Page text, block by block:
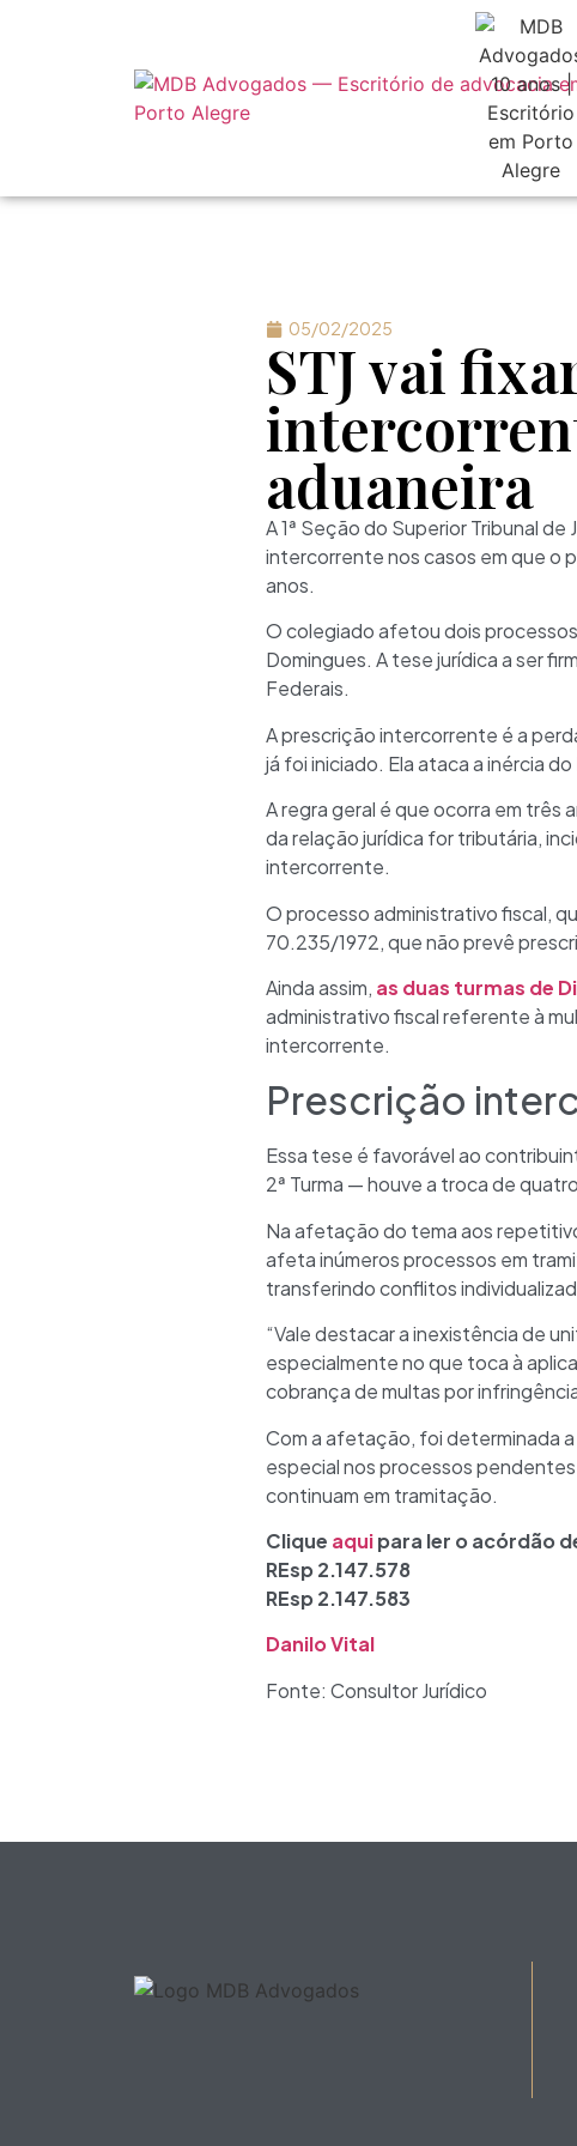
05/02/2025
STJ vai
aduaneira
A 1ª Seção do Superior Tribunal
intercorrente nos casos em que o
anos.
O colegiado afetou dois
Domingues. A tese jurídica a ser
Federais.
A prescrição intercorrente é a
já foi iniciado. Ela ataca a inércia
A regra geral é que ocorra em três
da relação jurídica for tributária,
intercorrente.
O processo administrativo fiscal,
70.235/1972, que não prevê
Ainda assim, as duas turmas de
administrativo fiscal referente à
intercorrente.
Prescrição
Essa tese é favorável ao
2ª Turma — houve a troca de
Na afetação do tema aos
afeta inúmeros processos em
transferindo conflitos
“Vale destacar a inexistência de
especialmente no que toca à
cobrança de multas por
Com a afetação, foi determinada
especial nos processos
continuam em tramitação.
Clique aquipara ler o acórdão
REsp 2.147.578
REsp 2.147.583
Danilo Vital
Fonte: Consultor Jurídico